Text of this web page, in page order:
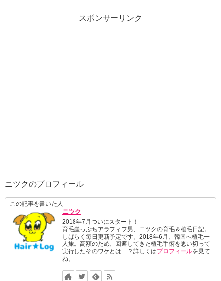
スポンサーリンク
ニツクのプロフィール
この記事を書いた人
ニツク
2018年7月ついにスタート！
育毛崖っぷちアラフィフ男、ニツクの育毛＆植毛日記。
しばらく毎日更新予定です。2018年6月、韓国へ植毛一
人旅。高額のため、回避してきた植毛手術を思い切って
実行したそのワケとは…？詳しくはプロフィールを見て
ね。